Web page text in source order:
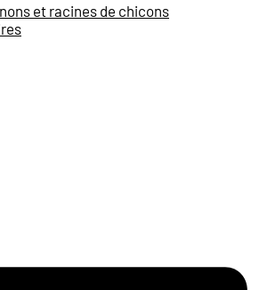
et racines de chicons